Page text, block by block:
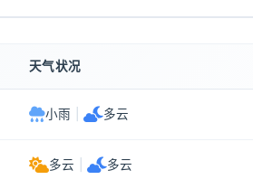
天气状况
小雨 多云
多云 多云